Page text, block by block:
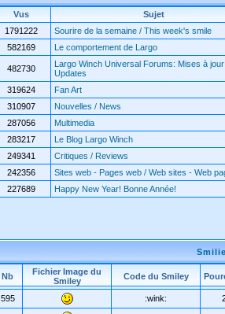
Vus
Sujet
1791222
Sourire de la semaine / This week's smile
582169 Le comportement de Largo
482730
Largo Winch Universal Forums: Mises à
Updates
319624
Fan Art
310907
Nouvelles / News
287056
Multimedia
283217
Le Blog Largo Winch
249341
Critiques / Reviews
242356
Sites web - Pages web / Web sites - Web
227689 Happy New Year! Bonne Année!
Nb
Fichier Image du
Smiley
Code du Smiley
595 :wink: